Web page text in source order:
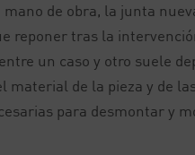
de obra, la junta
reponer tras la
un caso y otro suele
material de la pieza y de
para desmontar y